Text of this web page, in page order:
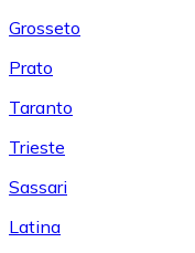
Grosseto
Prato
Taranto
Trieste
Sassari
Latina